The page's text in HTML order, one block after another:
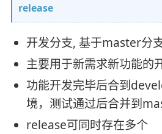
release
开发分支, 基于master分
主要用于新需求新功能的
功能开发完毕后合到
境，测试通过后合并到
release可同时存在多个